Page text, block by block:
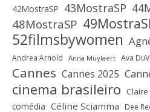
42MostraSP 43MostraSP
48MostraSP
52filmsbywomen
Andrea Arnold Anna Muylaert Ava
Cannes Cannes 2025
cinema brasileiro Claire
comédia Céline Sciamma Dee